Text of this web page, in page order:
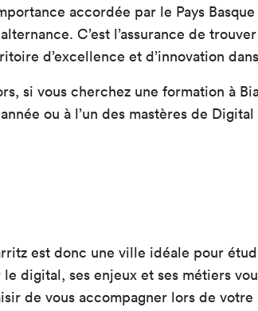
accordée par le Pays
C’est l’assurance de
d’excellence et d’innovation
si vous cherchez une formation à
ou à l’un des mastères de
est donc une ville idéale pour
le digital, ses enjeux et ses métiers
de vous accompagner lors de